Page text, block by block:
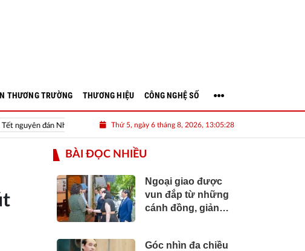
nguyên đán Nhâm Dần 2022 Nguồn nhân lực Việt
Thứ 5, ngày 6 tháng 8, 2026, 13:05:29
THƯƠNG TRƯỜNG THƯƠNG HIỆU CÔNG NGHỆ SỐ
BÀI ĐỌC NHIỀU
Ngoại giao được
vun đắp từ những
cánh đồng, giảng
Góc nhìn đa chiều